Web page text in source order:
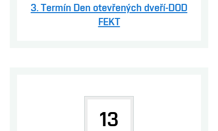
3. Termín Den otevřených dveří-DOD
FEKT
13